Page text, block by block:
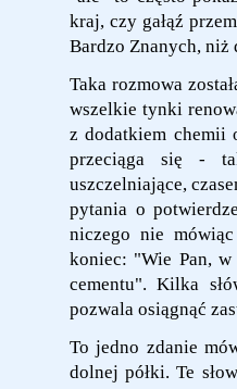
kraj, czy gałąź
Bardzo Znanych, niż
Taka rozmowa
wszelkie tynki
z dodatkiem chemii
przeciąga się -
uszczelniające,
pytania o
niczego nie
koniec: "Wie Pan,
cementu". Kilka
pozwala osiągnąć
To jedno zdanie
dolnej półki. Te